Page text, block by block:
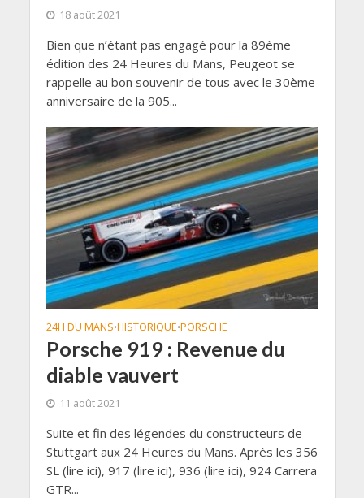
18 août 2021
Bien que n’étant pas engagé pour la 89ème
édition des 24 Heures du Mans, Peugeot se
rappelle au bon souvenir de tous avec le 30ème
anniversaire de la 905...
24H DU MANS•HISTORIQUE•PORSCHE
Porsche 919 : Revenue du
diable vauvert
11 août 2021
Suite et fin des légendes du constructeurs de
Stuttgart aux 24 Heures du Mans. Après les 356
SL (lire ici), 917 (lire ici), 936 (lire ici), 924 Carrera
GTR...